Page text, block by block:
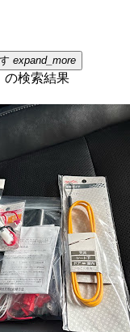
expand_more
の検索結果